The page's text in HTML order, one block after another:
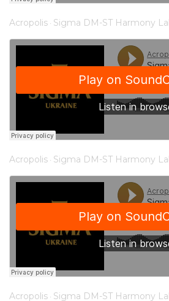
Acropolis · Sigma DM-ST Harmony
Acropolis · Sigma DM-ST Harmony Lab
Acropolis · Sigma DM-ST Harmony Lab